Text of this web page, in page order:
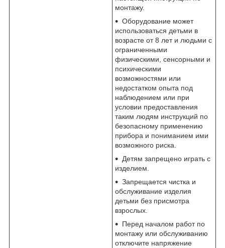
монтажу.
Оборудование может
использоваться детьми в
возрасте от 8 лет и людьми с
ограниченными
физическими, сенсорными и
психическими
возможностями или
недостатком опыта под
наблюдением или при
условии предоставления
таким людям инструкций по
безопасному применению
прибора и пониманием ими
возможного риска.
Детям запрещено играть с
изделием.
Запрещается чистка и
обслуживание изделия
детьми без присмотра
взрослых.
Перед началом работ по
монтажу или обслуживанию
отключите напряжение